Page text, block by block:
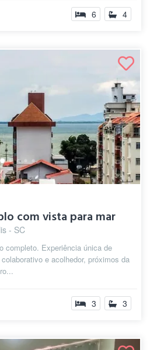
6 4
com vista para mar
- SC
completo. Experiência única de
e acolhedor, próximos da
3 3